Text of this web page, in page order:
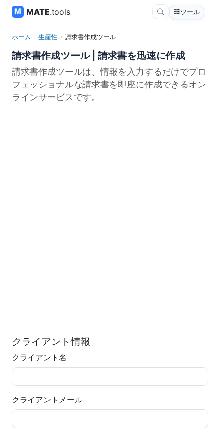
MATE.tools ツール
ホーム 生産性 請求書作成ツール
請求書作成ツール | 請求書を迅速に作成
請求書作成ツールは、情報を入力するだけでプロ
フェッショナルな請求書を即座に作成できるオン
ラインサービスです。
クライアント情報
クライアント名
クライアントメール